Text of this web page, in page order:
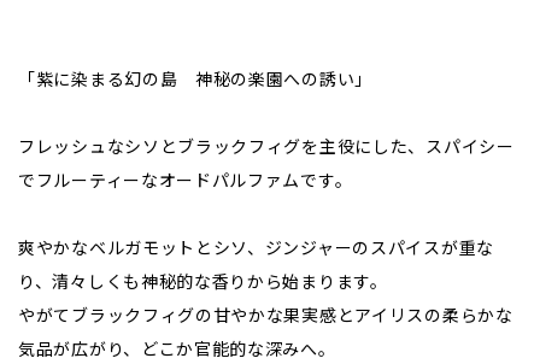
「紫に染まる幻の島 神秘の楽園への誘い」
フレッシュなシソとブラックフィグを主役にした、スパイシー
でフルーティーなオードパルファムです。
爽やかなベルガモットとシソ、ジンジャーのスパイスが重な
り、清々しくも神秘的な香りから始まります。
やがてブラックフィグの甘やかな果実感とアイリスの柔らかな
気品が広がり、どこか官能的な深みへ。